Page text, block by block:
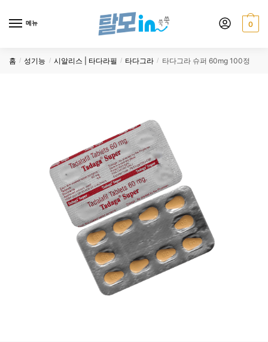
메뉴 0
홈 / 성기능 / 시알리스 | 타다라필 / 타다그라 / 타다그라 슈퍼 60mg 100정